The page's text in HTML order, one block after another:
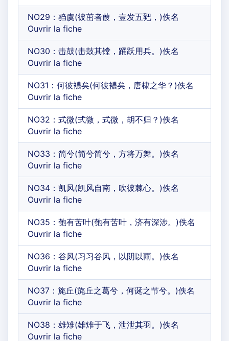
NO29：驺虞(彼茁者葭，壹发五豝，)佚名
Ouvrir la fiche
NO30：击鼓(击鼓其镗，踊跃用兵。)佚名
Ouvrir la fiche
NO31：何彼襛矣(何彼襛矣，唐棣之华？)佚名
Ouvrir la fiche
NO32：式微(式微，式微，胡不归？)佚名
Ouvrir la fiche
NO33：简兮(简兮简兮，方将万舞。)佚名
Ouvrir la fiche
NO34：凯风(凯风自南，吹彼棘心。)佚名
Ouvrir la fiche
NO35：匏有苦叶(匏有苦叶，济有深涉。)佚名
Ouvrir la fiche
NO36：谷风(习习谷风，以阴以雨。)佚名
Ouvrir la fiche
NO37：旄丘(旄丘之葛兮，何诞之节兮。)佚名
Ouvrir la fiche
NO38：雄雉(雄雉于飞，泄泄其羽。)佚名
Ouvrir la fiche